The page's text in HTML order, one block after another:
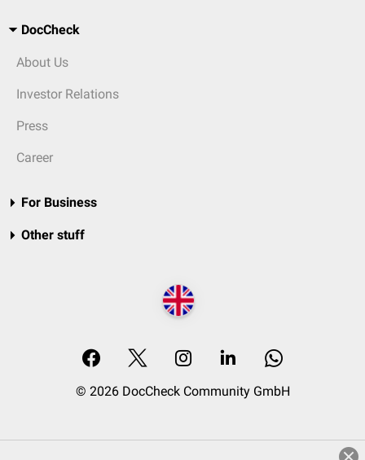
DocCheck
About Us
Investor Relations
Press
Career
For Business
Other stuff
© 2026 DocCheck Community GmbH